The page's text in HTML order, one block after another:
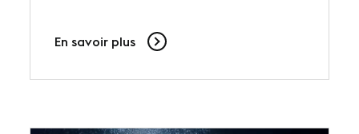
En savoir plus